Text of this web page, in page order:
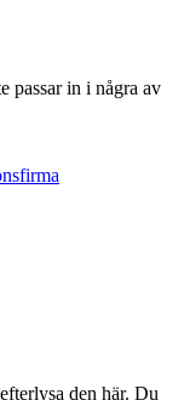
passar in i några av
den här. Du